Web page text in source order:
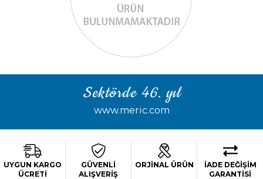
Sektörde 46. yıl
www.meric.com
UYGUN KARGO
ÜCRETİ
GÜVENLİ
ALIŞVERİŞ
ORJİNAL ÜRÜN
İADE DEĞİŞİM
GARANTİSİ